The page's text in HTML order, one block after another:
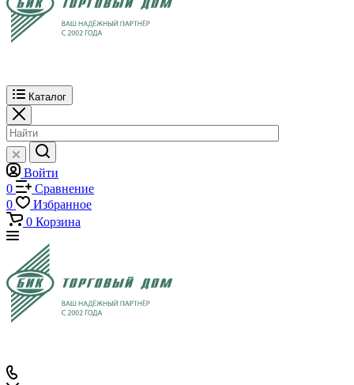
Каталог
Войти
0
Сравнение
0
Избранное
0 Корзина